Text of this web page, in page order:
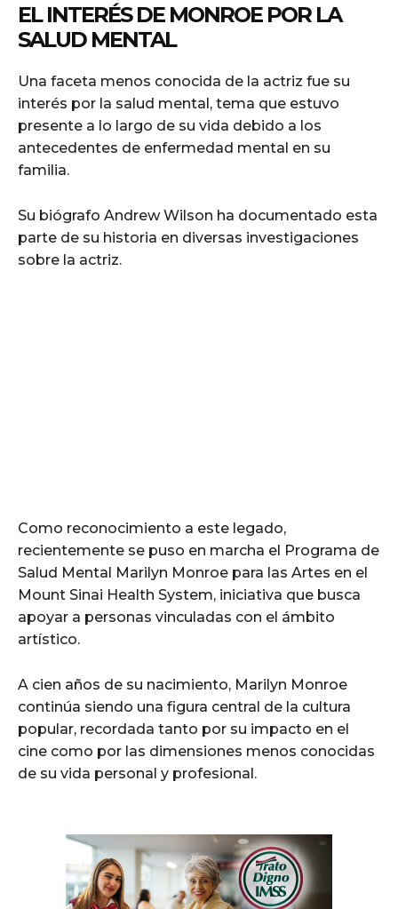
EL INTERÉS DE MONROE POR LA
SALUD MENTAL
Una faceta menos conocida de la actriz fue su
interés por la salud mental, tema que estuvo
presente a lo largo de su vida debido a los
antecedentes de enfermedad mental en su
familia.
Su biógrafo Andrew Wilson ha documentado esta
parte de su historia en diversas investigaciones
sobre la actriz.
Como reconocimiento a este legado,
recientemente se puso en marcha el Programa de
Salud Mental Marilyn Monroe para las Artes en el
Mount Sinai Health System, iniciativa que busca
apoyar a personas vinculadas con el ámbito
artístico.
A cien años de su nacimiento, Marilyn Monroe
continúa siendo una figura central de la cultura
popular, recordada tanto por su impacto en el
cine como por las dimensiones menos conocidas
de su vida personal y profesional.